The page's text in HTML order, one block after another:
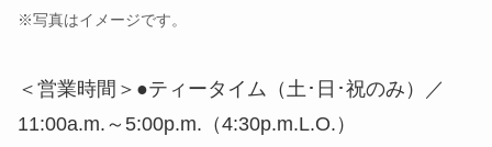
※写真はイメージです。
＜営業時間＞●ティータイム（土･日･祝のみ）／
11:00a.m.～5:00p.m.（4:30p.m.L.O.）